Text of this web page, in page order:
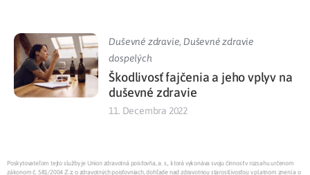
Duševné zdravie,Duševné zdravie
dospelých
Škodlivosť fajčenia a jeho vplyv na
duševné zdravie
11. Decembra 2022
Poskytovateľom tejto služby je Union zdravotná poisťovňa, a. s., ktorá vykonáva svoju činnosť v rozsahu určenom
zákonom č. 581/2004 Z.z. o zdravotných poisťovniach, dohľade nad zdravotnou starostlivosťou v platnom znení a o